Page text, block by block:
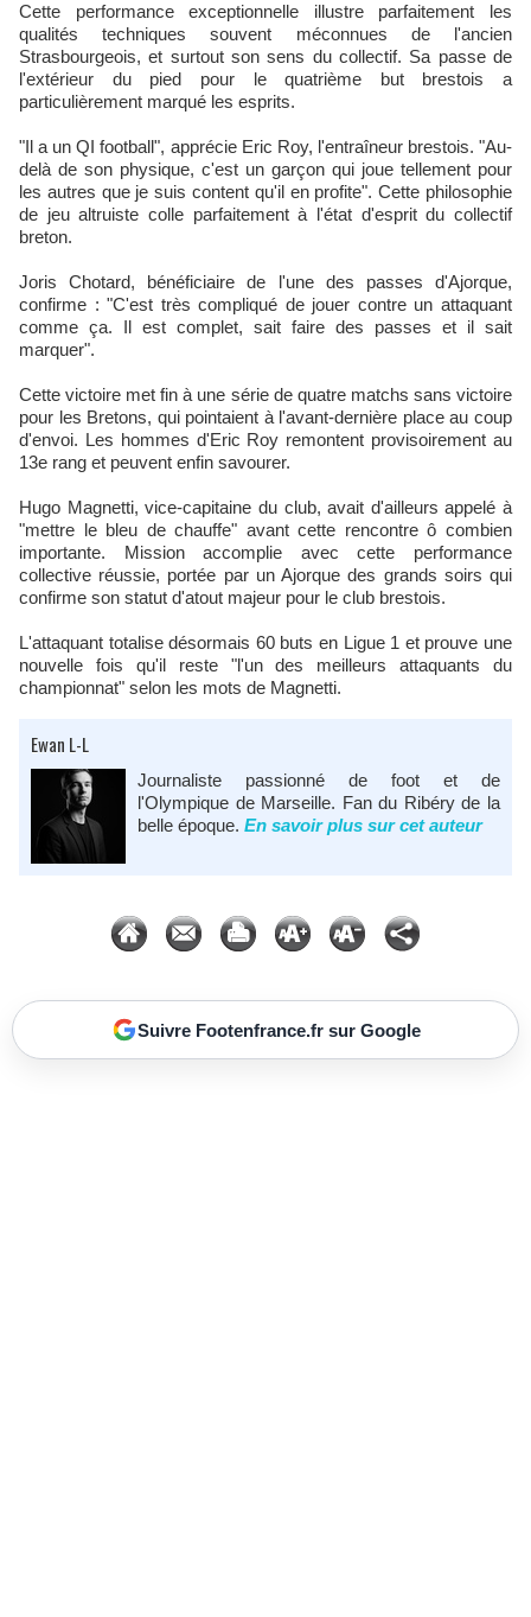
Cette performance exceptionnelle illustre parfaitement les
qualités techniques souvent méconnues de l'ancien
Strasbourgeois, et surtout son sens du collectif. Sa passe de
l'extérieur du pied pour le quatrième but brestois a
particulièrement marqué les esprits.
"Il a un QI football", apprécie Eric Roy, l'entraîneur brestois. "Au-
delà de son physique, c'est un garçon qui joue tellement pour
les autres que je suis content qu'il en profite". Cette philosophie
de jeu altruiste colle parfaitement à l'état d'esprit du collectif
breton.
Joris Chotard, bénéficiaire de l'une des passes d'Ajorque,
confirme : "C'est très compliqué de jouer contre un attaquant
comme ça. Il est complet, sait faire des passes et il sait
marquer".
Cette victoire met fin à une série de quatre matchs sans victoire
pour les Bretons, qui pointaient à l'avant-dernière place au coup
d'envoi. Les hommes d'Eric Roy remontent provisoirement au
13e rang et peuvent enfin savourer.
Hugo Magnetti, vice-capitaine du club, avait d'ailleurs appelé à
"mettre le bleu de chauffe" avant cette rencontre ô combien
importante. Mission accomplie avec cette performance
collective réussie, portée par un Ajorque des grands soirs qui
confirme son statut d'atout majeur pour le club brestois.
L'attaquant totalise désormais 60 buts en Ligue 1 et prouve une
nouvelle fois qu'il reste "l'un des meilleurs attaquants du
championnat" selon les mots de Magnetti.
Ewan L-L
Journaliste passionné de foot et de
l'Olympique de Marseille. Fan du Ribéry de la
belle époque. En savoir plus sur cet auteur
Suivre Footenfrance.fr sur Google